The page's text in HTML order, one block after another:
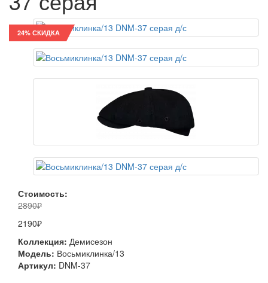
24% СКИДКА
Стоимость:
2890₽
2190₽
Коллекция: Демисезон
Модель: Восьмиклинка/13
Артикул: DNM-37